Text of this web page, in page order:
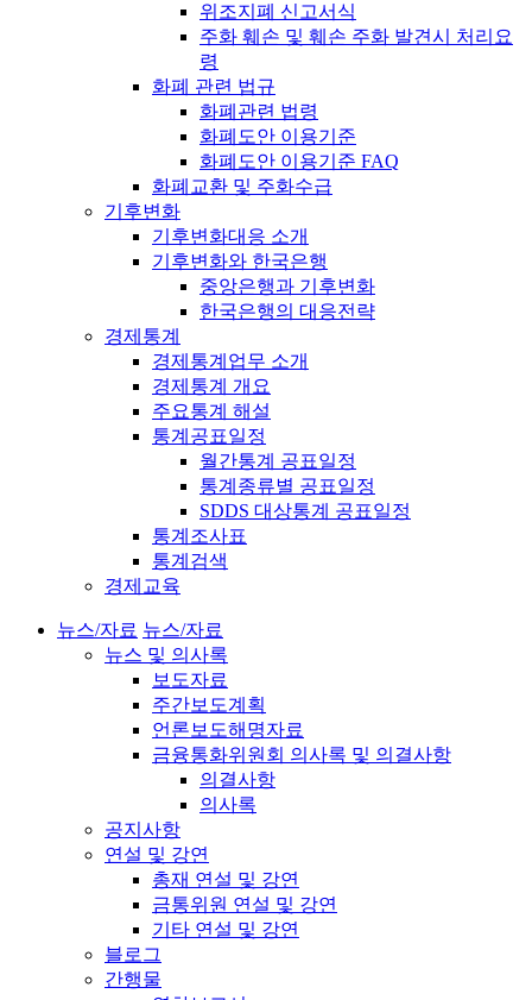
위조지폐 신고서식
주화 훼손 및 훼손 주화 발견시 처리요
령
화폐 관련 법규
화폐관련 법령
화폐도안 이용기준
화폐도안 이용기준 FAQ
화폐교환 및 주화수급
기후변화
기후변화대응 소개
기후변화와 한국은행
중앙은행과 기후변화
한국은행의 대응전략
경제통계
경제통계업무 소개
경제통계 개요
주요통계 해설
통계공표일정
월간통계 공표일정
통계종류별 공표일정
SDDS 대상통계 공표일정
통계조사표
통계검색
경제교육
뉴스/자료 뉴스/자료
뉴스 및 의사록
보도자료
주간보도계획
언론보도해명자료
금융통화위원회 의사록 및 의결사항
의결사항
의사록
공지사항
연설 및 강연
총재 연설 및 강연
금통위원 연설 및 강연
기타 연설 및 강연
블로그
간행물